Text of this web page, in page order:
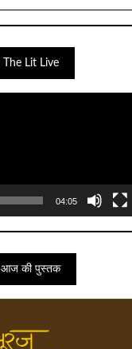
The Lit Live
04:05
आज की पुस्तक